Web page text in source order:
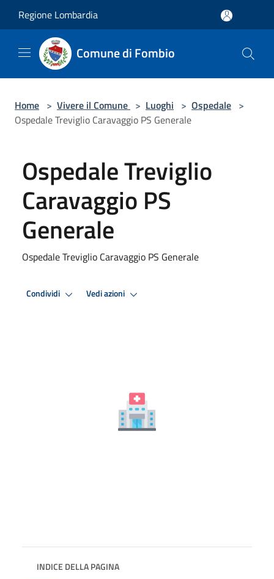
Regione Lombardia
Comune di Fombio
Home > Vivere il Comune > Luoghi > Ospedale >
Ospedale Treviglio Caravaggio PS Generale
Ospedale Treviglio
Caravaggio PS
Generale
Ospedale Treviglio Caravaggio PS Generale
Condividi Vedi azioni
INDICE DELLA PAGINA